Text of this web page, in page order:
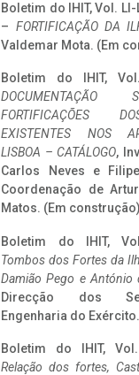
Boletim do IHIT, Vol.
– FORTIFICAÇÃO DA
Valdemar Mota. (Em
Boletim do IHIT,
DOCUMENTAÇÃO
FORTIFICAÇÕES
EXISTENTES NOS
LISBOA – CATÁLOGO,
Carlos Neves e
Coordenação de
Matos. (Em construção)
Boletim do IHIT,
Tombos dos Fortes da
Damião Pego e António
Direcção dos
Engenharia do Exército.
Boletim do IHIT,
Relação dos fortes,